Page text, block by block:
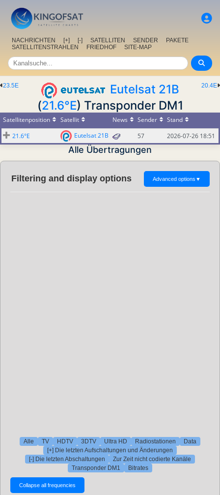
NACHRICHTEN [+] [-] SATELLITEN SENDER
PAKETE
SATELLITENSTRAHLEN
FRIEDHOF SITE-MAP
20.4E
23.5E
Eutelsat 21B
(21.6°E) Transponder DM1
Satellitenposition Satellit News Sender
Stand
21.6°E
Eutelsat 21B 57 2026-07-26 18:51
Alle Übertragungen
Filtering and display options Advanced options ▼
Alle TV HDTV 3DTV Ultra HD Radiostationen
Data
[+] Die letzten Aufschaltungen und Änderungen
[-] Die letzten Abschaltungen
Zur Zeit nicht codierte Kanäle
Transponder DM1
Bitrates